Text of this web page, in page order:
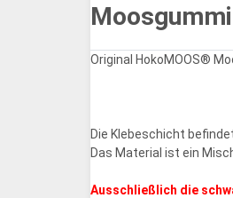
Original HokoMOOS®
Die Klebeschicht
Das Material ist ein
Ausschließlich die